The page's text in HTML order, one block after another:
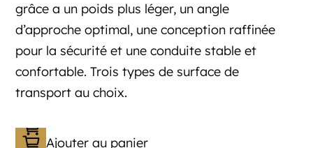
grâce a un poids plus léger, un angle
d’approche optimal, une conception raffinée
pour la sécurité et une conduite stable et
confortable. Trois types de surface de
transport au choix.
Ajouter au panier